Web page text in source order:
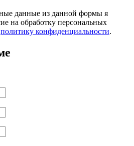
данные из данной формы я
на обработку персональных
политику конфиденциальности.